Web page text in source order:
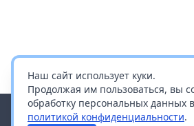
Наш сайт использует куки.
Продолжая им пользоваться, вы
обработку персональных данных
политикой конфиденциальности.